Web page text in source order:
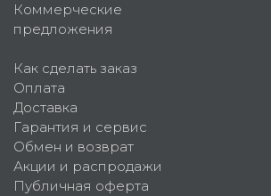
Коммерческие
предложения
Как сделать заказ
Оплата
Доставка
Гарантия и сервис
Обмен и возврат
Акции и распродажи
Публичная оферта